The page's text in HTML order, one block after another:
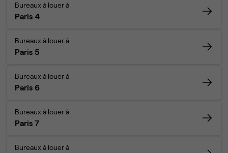
Bureaux à louer à
Paris 4
Bureaux à louer à
Paris 5
Bureaux à louer à
Paris 6
Bureaux à louer à
Paris 7
Bureaux à louer à